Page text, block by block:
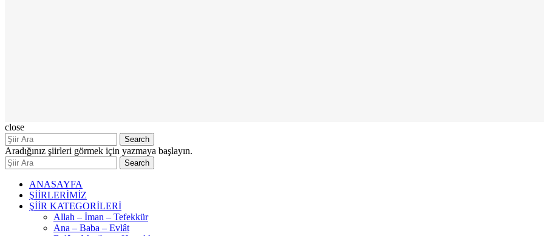
close
Search
Aradığınız şiirleri görmek için yazmaya başlayın.
Search
ANASAYFA
ŞİİRLERİMİZ
ŞİİR KATEGORİLERİ
Allah – İman – Tefekkür
Ana – Baba – Evlât